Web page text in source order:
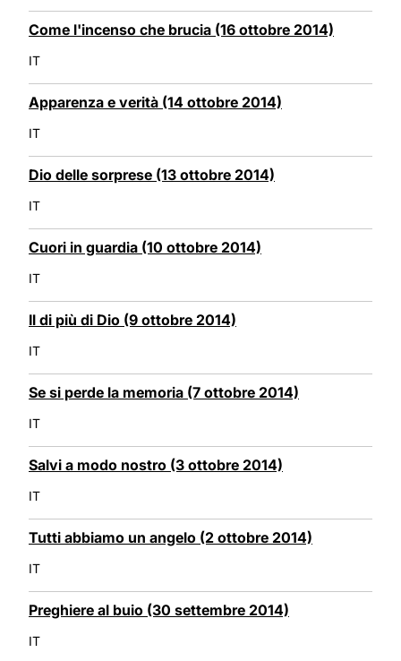
Come l'incenso che brucia (16 ottobre 2014)
IT
Apparenza e verità (14 ottobre 2014)
IT
Dio delle sorprese (13 ottobre 2014)
IT
Cuori in guardia (10 ottobre 2014)
IT
Il di più di Dio (9 ottobre 2014)
IT
Se si perde la memoria (7 ottobre 2014)
IT
Salvi a modo nostro (3 ottobre 2014)
IT
Tutti abbiamo un angelo (2 ottobre 2014)
IT
Preghiere al buio (30 settembre 2014)
IT